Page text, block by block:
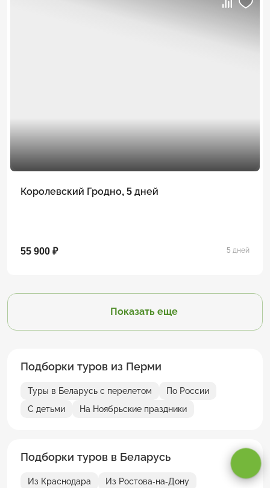
Королевский Гродно, 5 дней
55 900 ₽ 5 дней
Показать еще
Подборки туров из Перми
Туры в Беларусь с перелетом
По России
С детьми
На Ноябрьские праздники
Подборки туров в Беларусь
Из Краснодара Из Ростова-на-Дону